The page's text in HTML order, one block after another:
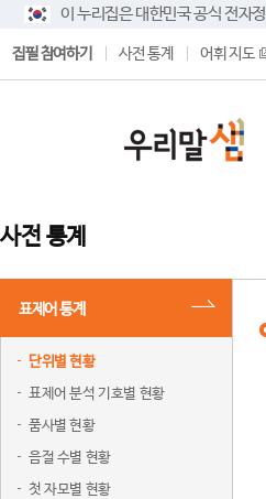
이 누리집은 대한민국 공식 전자
집필 참여하기 사전 통계 어휘 지도
사전 통계
표제어 통계
단위별 현황
표제어 분석 기호별 현황
품사별 현황
음절 수별 현황
첫 자모별 현황